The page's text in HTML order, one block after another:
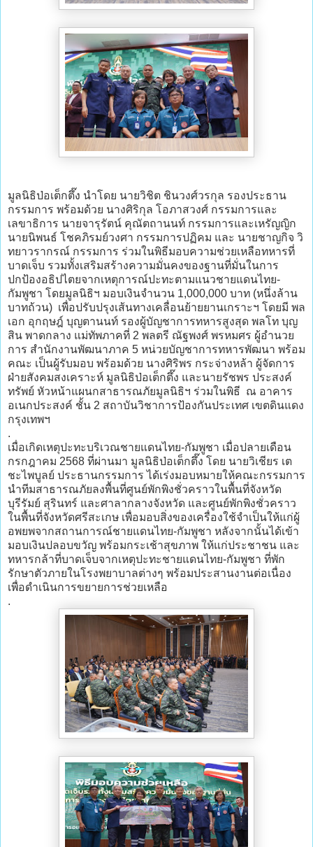
มูลนิธิป่อเต็กตึ๊ง นำโดย นายวิชิต ชินวงศ์วรกุล รองประธาน
กรรมการ พร้อมด้วย นางศิริกุล โอภาสวงศ์ กรรมการและ
เลขาธิการ นายจารุรัตน์ คุณัตถานนท์ กรรมการและเหรัญญิก
นายนิพนธ์ โชคภิรมย์วงศา กรรมการปฏิคม และ นายชาญกิจ วิ
ทยาวรากรณ์ กรรมการ ร่วมในพิธีมอบความช่วยเหลือทหารที่
บาดเจ็บ รวมทั้งเสริมสร้างความมั่นคงของฐานที่มั่นในการ
ปกป้องอธิปไตยจากเหตุการณ์ปะทะตามแนวชายแดนไทย-
กัมพูชา โดยมูลนิธิฯ มอบเงินจำนวน 1,000,000 บาท (หนึ่งล้าน
บาทถ้วน) เพื่อปรับปรุงเส้นทางเคลื่อนย้ายยานเกราะฯ โดยมี พล
เอก อุกฤษฎ์ บุญตานนท์ รองผู้บัญชาการทหารสูงสุด พลโท บุญ
สิน พาดกลาง แม่ทัพภาคที่ 2 พลตรี ณัฐพงศ์ พรหมศร ผู้อำนวย
การ สำนักงานพัฒนาภาค 5 หน่วยบัญชาการทหารพัฒนา พร้อม
คณะ เป็นผู้รับมอบ พร้อมด้วย นางศิริพร กระจ่างหล้า ผู้จัดการ
ฝ่ายสังคมสงเคราะห์ มูลนิธิป่อเต็กตึ๊ง และนายรัชพร ประสงค์
ทรัพย์ หัวหน้าแผนกสาธารณภัยมูลนิธิฯ ร่วมในพิธี ณ อาคาร
อเนกประสงค์ ชั้น 2 สถาบันวิชาการป้องกันประเทศ เขตดินแดง
กรุงเทพฯ
.
เมื่อเกิดเหตุปะทะบริเวณชายแดนไทย-กัมพูชา เมื่อปลายเดือน
กรกฎาคม 2568 ที่ผ่านมา มูลนิธิป่อเต็กตึ๊ง โดย นายวิเชียร เต
ชะไพบูลย์ ประธานกรรมการ ได้เร่งมอบหมายให้คณะกรรมการ
นำทีมสาธารณภัยลงพื้นที่ศูนย์พักพิงชั่วคราวในพื้นที่จังหวัด
บุรีรัมย์ สุรินทร์ และศาลากลางจังหวัด และศูนย์พักพิงชั่วคราว
ในพื้นที่จังหวัดศรีสะเกษ เพื่อมอบสิ่งของเครื่องใช้จำเป็นให้แก่ผู้
อพยพจากสถานการณ์ชายแดนไทย-กัมพูชา หลังจากนั้นได้เข้า
มอบเงินปลอบขวัญ พร้อมกระเช้าสุขภาพ ให้แก่ประชาชน และ
ทหารกล้าที่บาดเจ็บจากเหตุปะทะชายแดนไทย-กัมพูชา ที่พัก
รักษาตัวภายในโรงพยาบาลต่างๆ พร้อมประสานงานต่อเนื่อง
เพื่อดำเนินการขยายการช่วยเหลือ
.